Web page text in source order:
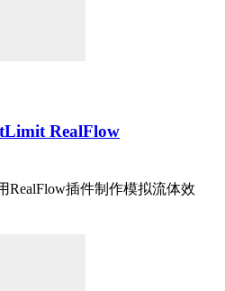
RealFlow
RealFlow插件制作模拟流体效